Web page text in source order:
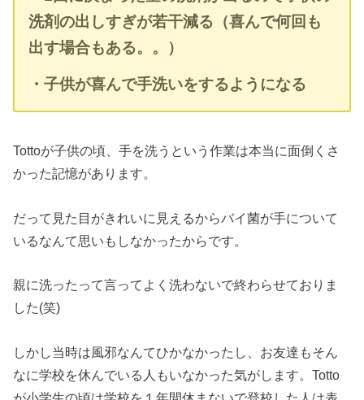
洗剤の出しすぎが若干減る（喜んで何回も
出す場合もある。。）
・子供が喜んで手洗いをするようになる
Tottoが子供の頃、手を洗うという作業は本当に面倒くさ
かった記憶があります。
だって見た目がきれいに見えるからバイ菌が手について
いるなんて思いもしなかったからです。
親に洗ったって言ってよく洗わないで終わらせておりま
した(笑)
しかし当時は風邪なんてひかなかったし、お友達もそん
なに学校を休んでいる人もいなかった気がします。Totto